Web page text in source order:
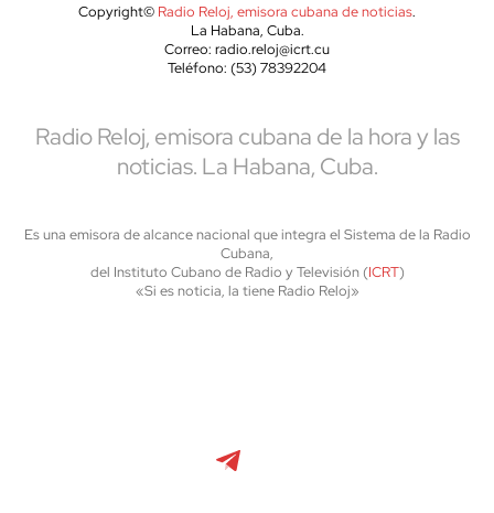
Copyright© Radio Reloj, emisora cubana de noticias.
La Habana, Cuba.
Correo: radio.reloj@icrt.cu
Teléfono: (53) 78392204
Radio Reloj, emisora cubana de la hora y las
noticias. La Habana, Cuba.
Es una emisora de alcance nacional que integra el Sistema de la Radio
Cubana,
del Instituto Cubano de Radio y Televisión (ICRT)
«Si es noticia, la tiene Radio Reloj»